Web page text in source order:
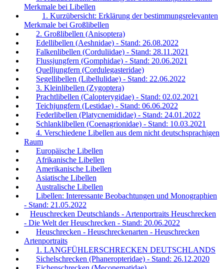
Merkmale bei Libellen
1. Kurzübersicht: Erklärung der bestimmungsrelevanten
Merkmale bei Großlibellen
2. Großlibellen (Anisoptera)
Edellibellen (Aeshnidae) - Stand: 26.08.2022
Falkenlibellen (Corduliidae) - Stand: 28.11.2021
Flussjungfern (Gomphidae) - Stand: 20.06.2021
Quelljungfern (Cordulegasteridae)
Segellibellen (Libellulidae) - Stand: 22.06.2022
3. Kleinlibellen (Zygoptera)
Prachtlibellen (Calopterygidae) - Stand: 02.02.2021
Teichjungfern (Lestidae) - Stand: 06.06.2022
Federlibellen (Platycnemididae) - Stand: 24.01.2022
Schlanklibellen (Coenagrionidae) - Stand: 10.03.2021
4. Verschiedene Libellen aus dem nicht deutschsprachigen
Raum
Europäische Libellen
Afrikanische Libellen
Amerikanische Libellen
Asiatische Libellen
Australische Libellen
Libellen: Interessante Beobachtungen und Monographien
- Stand: 21.05.2022
Heuschrecken Deutschlands - Artenportraits Heuschrecken
- Die Welt der Heuschrecken - Stand: 20.06.2022
Heuschrecken - Heuschreckenarten - Heuschrecken
Artenportraits
1. LANGFÜHLERSCHRECKEN DEUTSCHLANDS
Sichelschrecken (Phaneropteridae) - Stand: 26.12.2020